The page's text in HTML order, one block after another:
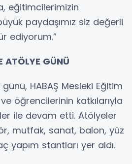
eğitimcilerimizin
paydaşımız siz değerli
ediyorum.”
ATÖLYE GÜNÜ
HABAŞ Mesleki Eğitim
öğrencilerinin katkılarıyla
ile devam etti. Atölyeler
mutfak, sanat, balon, yüz
yapım stantları yer aldı.